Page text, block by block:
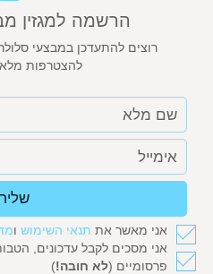
הרשמה למגזין
רוצים להתעדכן במבצעי סלולר
להצטרפות
אני מאשר את תנאי השימוש ו
אני מסכים לקבל עדכונים,
פרסומיים (לא חובה!)